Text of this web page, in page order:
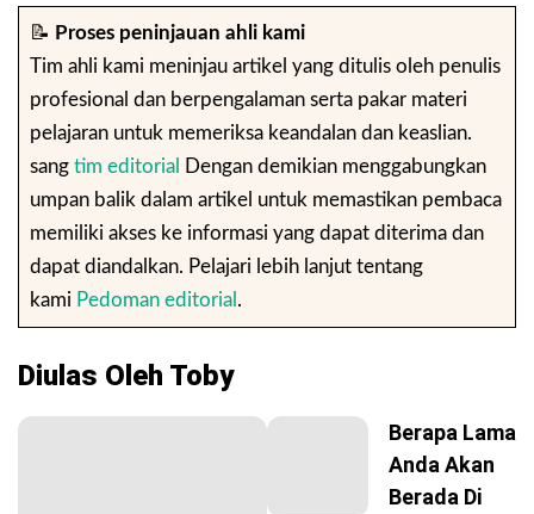
📝 Proses peninjauan ahli kami
Tim ahli kami meninjau artikel yang ditulis oleh penulis
profesional dan berpengalaman serta pakar materi
pelajaran untuk memeriksa keandalan dan keaslian.
sang tim editorial
Dengan demikian menggabungkan
umpan balik dalam artikel untuk memastikan pembaca
memiliki akses ke informasi yang dapat diterima dan
dapat diandalkan. Pelajari lebih lanjut tentang
kami Pedoman editorial .
Diulas Oleh Toby
Berapa Lama
Anda Akan
Berada Di